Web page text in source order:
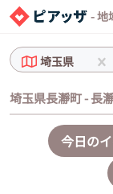
- 地
埼玉県
埼玉県長瀞町 - 長
今日の